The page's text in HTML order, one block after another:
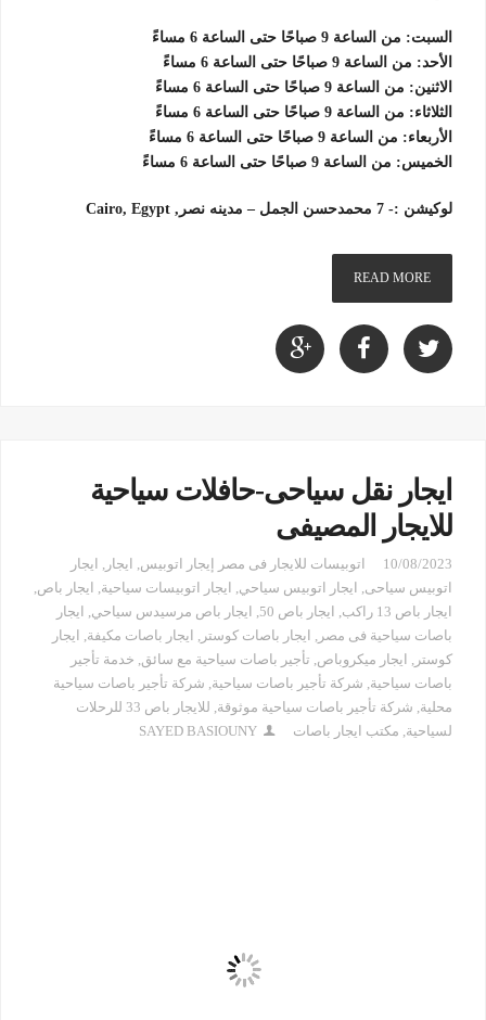
السبت: من الساعة 9 صباحًا حتى الساعة 6 مساءً
الأحد: من الساعة 9 صباحًا حتى الساعة 6 مساءً
الاثنين: من الساعة 9 صباحًا حتى الساعة 6 مساءً
الثلاثاء: من الساعة 9 صباحًا حتى الساعة 6 مساءً
الأربعاء: من الساعة 9 صباحًا حتى الساعة 6 مساءً
الخميس: من الساعة 9 صباحًا حتى الساعة 6 مساءً
لوكيشن :- 7 محمدحسن الجمل – مدينه نصر, Cairo, Egypt
READ MORE
ايجار نقل سياحى-حافلات سياحية
للايجار المصيفى
10/08/2023 اتوبيسات للايجار فى مصر إيجار اتوبيس, ايجار , ايجار
اتوبيس سياحى, ايجار اتوبيس سياحي, ايجار اتوبيسات سياحية, ايجار باص,
ايجار باص 13 راكب
, ايجار باص 50 , ايجار باص مرسيدس سياحي, ايجار
باصات سياحية فى مصر , ايجار باصات كوستر , ايجار باصات مكيفة, ايجار
كوستر , ايجار ميكروباص, تأجير باصات سياحية مع سائق, خدمة تأجير
باصات سياحية, شركة تأجير باصات سياحية, شركة تأجير باصات سياحية
محلية, شركة تأجير باصات سياحية موثوقة,
للايجار باص 33 للرحلات
لسياحية, مكتب ايجار باصات SAYED BASIOUNY